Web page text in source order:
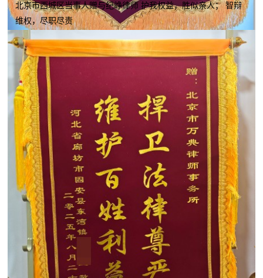
北京市西城区当事人赠与纪峥律师 护我权益，胜似亲人； 智辩
维权，尽职尽责